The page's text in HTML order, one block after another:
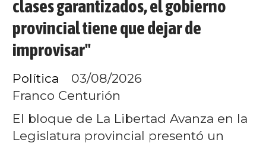
clases garantizados, el gobierno
provincial tiene que dejar de
improvisar"
Franco Centurión
Política 03/08/2026
El bloque de La Libertad Avanza en la
Legislatura provincial presentó un